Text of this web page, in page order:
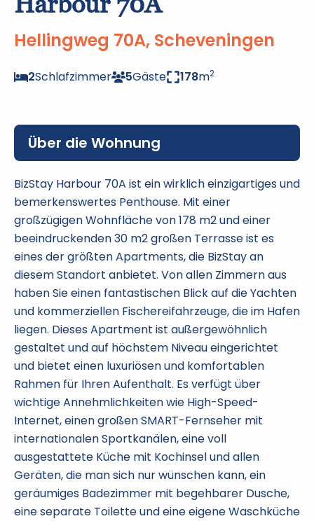
Hellingweg 70A, Scheveningen
2Schlafzimmer 5Gäste 178m2
Über die Wohnung
BizStay Harbour 70A ist ein wirklich einzigartiges und
bemerkenswertes Penthouse. Mit einer
großzügigen Wohnfläche von 178 m2 und einer
beeindruckenden 30 m2 großen Terrasse ist es
eines der größten Apartments, die BizStay an
diesem Standort anbietet. Von allen Zimmern aus
haben Sie einen fantastischen Blick auf die Yachten
und kommerziellen Fischereifahrzeuge, die im Hafen
liegen. Dieses Apartment ist außergewöhnlich
gestaltet und auf höchstem Niveau eingerichtet
und bietet einen luxuriösen und komfortablen
Rahmen für Ihren Aufenthalt. Es verfügt über
wichtige Annehmlichkeiten wie High-Speed-
Internet, einen großen SMART-Fernseher mit
internationalen Sportkanälen, eine voll
ausgestattete Küche mit Kochinsel und allen
Geräten, die man sich nur wünschen kann, ein
geräumiges Badezimmer mit begehbarer Dusche,
eine separate Toilette und eine eigene Waschküche